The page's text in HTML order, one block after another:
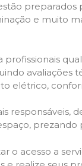
preparados
e muito
profissionais
avaliações
elétrico,
responsáveis,
prezando
o acesso a